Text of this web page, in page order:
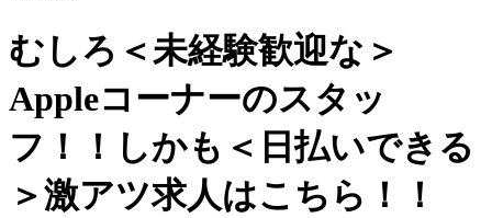
むしろ＜未経験歓迎な＞
Appleコーナーのスタッ
フ！！しかも＜日払いできる
＞激アツ求人はこちら！！